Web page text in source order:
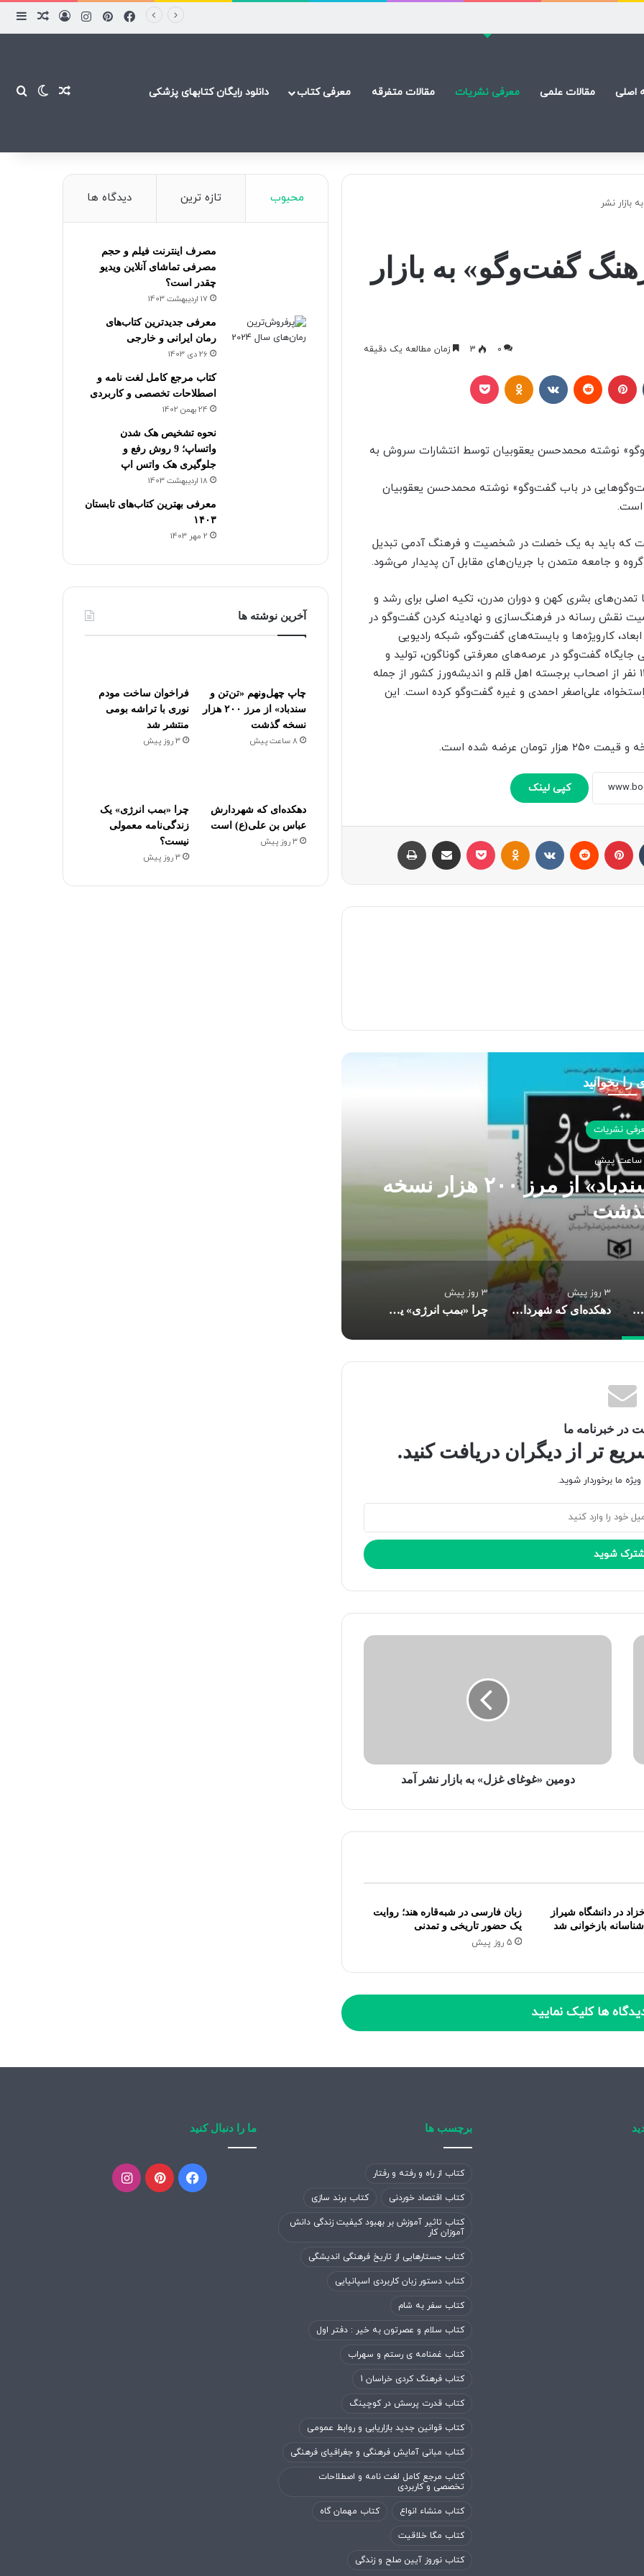
فیسبوکپینتریستاینستاگرام
ورود
اصلی مقالات علمی معرفی نشریات مقالات متفرقه معرفی کتاب دانلود رایگان کتابهای پزشکی نوشتهتغییر
نشر
گفت‌وگو» به بازار
0
3 زمان مطالعه یک دقیقه
نوشته محمدحسن یعقوبیان توسط انتشارات سروش به
در باب گفت‌وگو» نوشته محمدحسن یعقوبیان
است.
که باید به یک خصلت در شخصیت و فرهنگ آدمی تبدیل
و جامعه متمدن با جریان‌های مقابل آن پدیدار می‌شود.
تمدن‌های بشری کهن و دوران مدرن، تکیه اصلی برای رشد و
نقش رسانه در فرهنگ‌سازی و نهادینه کردن گفت‌وگو در
کارویژه‌ها و بایسته‌های گفت‌وگو، شبکه رادیویی
گفت‌وگو در عرصه‌های معرفتی گوناگون، تولید و
پخش کرده و در این برنامه محمدحسن یعقوبیان با ۱۳ نفر از اصحاب برجسته اهل قلم و اندیشه‌ورز کشور از جمله
علی‌اصغر احمدی و غیره گفت‌وگو کرده است. این
کپی لینک
را بخوانید
نشریات
چاپ چهل‌ونهم «تن‌تن و سندباد» از مرز ۲۰۰ هزار نسخه
چاپ چهل‌ونهم «تن‌تن و سندباد» از مرز ۲۰۰ هزار نسخه گذشت
3 روز پیش
دهکده‌ای که شهردارش عباس بن علی(ع) است
3 روز پیش
چرا «بمب انرژی» یک زندگی‌نامه معمولی نیست؟
در خبرنامه ما
تر از دیگران دریافت کنید.
ما برخوردار شوید.
دومین «غوغای غزل» به بازار نشر آمد
در دانشگاه شیراز
بازخوانی شد
زبان فارسی در شبه‌قاره هند؛ روایت
یک حضور تاریخی و تمدنی
5 روز پیش
ها کلیک نمایید
محبوب تازه ترین دیدگاه ها
مصرف اینترنت فیلم و حجم
مصرفی تماشای آنلاین ویدیو
چقدر است؟
17 اردیبهشت 1403
معرفی جدیدترین کتاب‌های
رمان ایرانی و خارجی
26 دی 1403
کتاب مرجع کامل لغت نامه و
اصطلاحات تخصصی و کاربردی
24 بهمن 1402
نحوه تشخیص هک شدن
واتساپ؛ 9 روش رفع و
جلوگیری هک واتس اپ
18 اردیبهشت 1403
معرفی بهترین کتاب‌های تابستان
۱۴۰۳
2 مهر 1403
آخرین نوشته ها
چاپ چهل‌ونهم «تن‌تن و
سندباد» از مرز ۲۰۰ هزار
نسخه گذشت
8 ساعت پیش
فراخوان ساخت مودم
نوری با تراشه بومی
منتشر شد
3 روز پیش
دهکده‌ای که شهردارش
عباس بن علی(ع) است
3 روز پیش
چرا «بمب انرژی» یک
زندگی‌نامه معمولی
نیست؟
3 روز پیش
برچسب ها
کتاب از راه و رفته و رفتار
کتاب اقتصاد خوردنی کتاب برند سازی
کتاب تاثیر آموزش بر بهبود کیفیت زندگی دانش
آموزان کار
کتاب جستارهایی از تاریخ فرهنگی اندیشگی
کتاب دستور زبان کاربردی اسپانیایی
کتاب سفر به شام
کتاب سلام و عصرتون به خیر : دفتر اول
کتاب غمنامه ی رستم و سهراب
کتاب فرهنگ کردی خراسان 1
کتاب قدرت پرسش در کوچینگ
کتاب قوانین جدید بازاریابی و روابط عمومی
کتاب مبانی آمایش فرهنگی و جغرافیای فرهنگی
کتاب مرجع کامل لغت نامه و اصطلاحات
تخصصی و کاربردی
کتاب منشاء انواع کتاب مهمان گاه
کتاب مگا خلاقیت
کتاب نوروز آیین صلح و زندگی
ما را دنبال کنید
فیسبوکپینتریستاینستاگرام